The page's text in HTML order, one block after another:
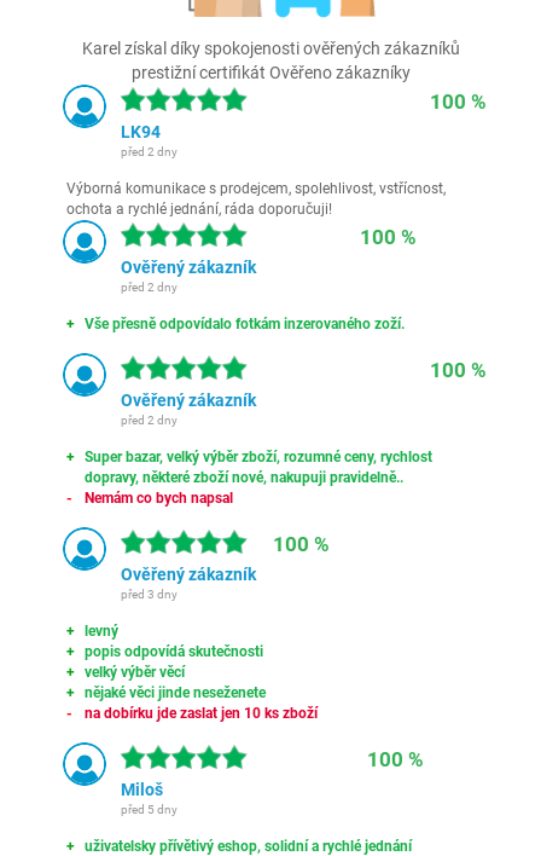
Karel získal díky spokojenosti ověřených zákazníků
prestižní certifikát Ověřeno zákazníky
100 %
LK94
před 2 dny
Výborná komunikace s prodejcem, spolehlivost, vstřícnost,
ochota a rychlé jednání, ráda doporučuji!
100 %
Ověřený zákazník
před 2 dny
Vše přesně odpovídalo fotkám inzerovaného zoží.
100 %
Ověřený zákazník
před 2 dny
Super bazar, velký výběr zboží, rozumné ceny, rychlost
dopravy, některé zboží nové, nakupuji pravidelně..
Nemám co bych napsal
100 %
Ověřený zákazník
před 3 dny
levný
popis odpovídá skutečnosti
velký výběr věcí
nějaké věci jinde neseženete
na dobírku jde zaslat jen 10 ks zboží
100 %
Miloš
před 5 dny
uživatelsky přívětivý eshop, solidní a rychlé jednání